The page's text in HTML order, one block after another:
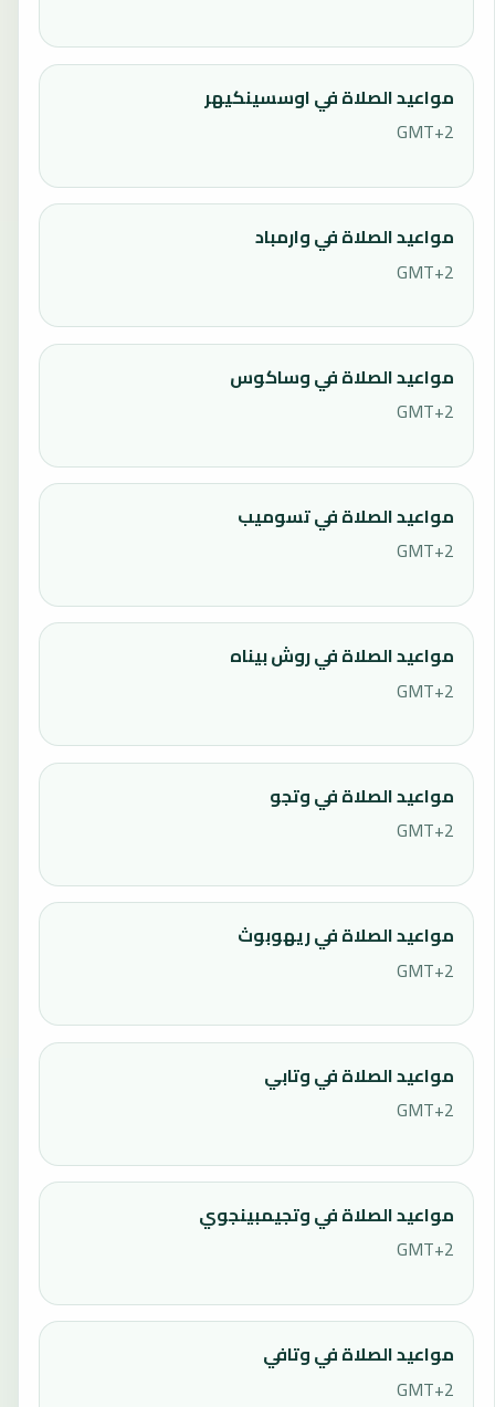
مواعيد الصلاة في اوسسينكيهر
GMT+2
مواعيد الصلاة في وارمباد
GMT+2
مواعيد الصلاة في وساكوس
GMT+2
مواعيد الصلاة في تسوميب
GMT+2
مواعيد الصلاة في روش بيناه
GMT+2
مواعيد الصلاة في وتجو
GMT+2
مواعيد الصلاة في ريهوبوث
GMT+2
مواعيد الصلاة في وتابي
GMT+2
مواعيد الصلاة في وتجيمبينجوي
GMT+2
مواعيد الصلاة في وتافي
GMT+2